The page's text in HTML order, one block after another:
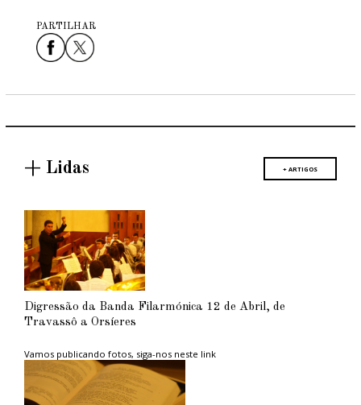
PARTILHAR
+ Lidas + ARTIGOS
Digressão da Banda Filarmónica 12 de Abril, de
Travassô a Orsíeres
Vamos publicando fotos, siga-nos neste link